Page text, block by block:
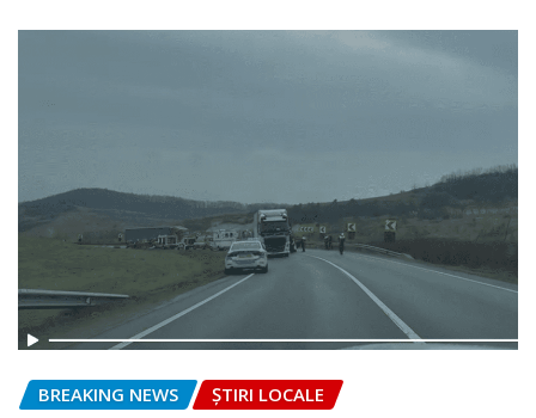
BREAKING NEWS ȘTIRI LOCALE